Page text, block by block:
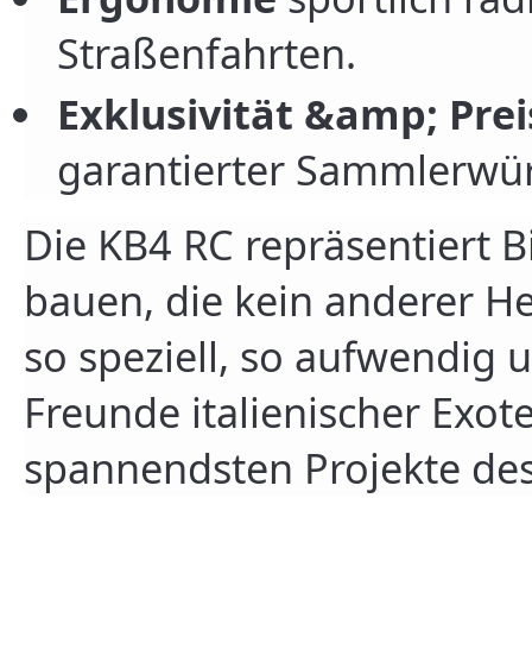
Straßenfahrten.
Exklusivität &amp;
garantierter
Die KB4 RC repräsentiert
bauen, die kein anderer
so speziell, so aufwendig
Freunde italienischer
spannendsten Projekte